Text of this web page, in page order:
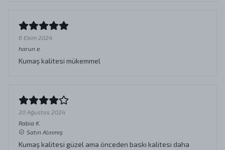
6 Ekim 2024
harun e.
Kumaş kalitesi mükemmel
20 Ağustos 2024
Rabia K.
Satın Alınmış
Kumaş kalitesi güzel ama önceden baskı kalitesi daha